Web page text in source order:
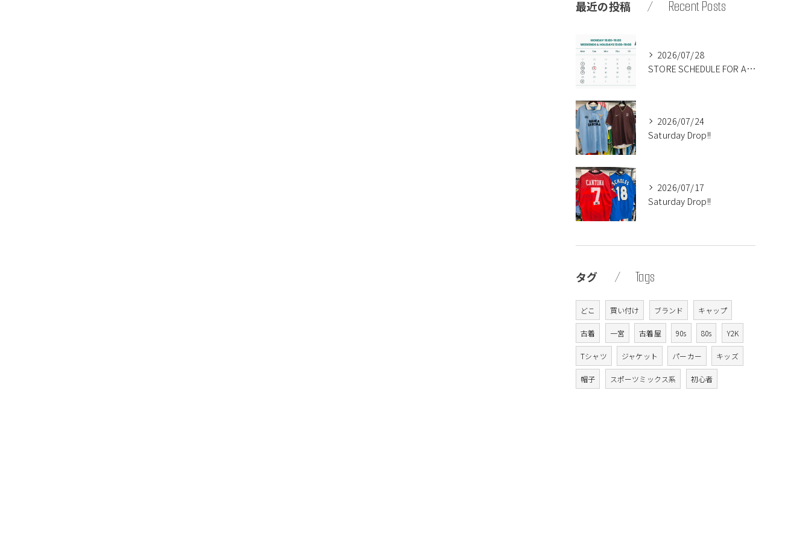
最近の投稿 Recent Posts
2026/07/28
STORE SCHEDULE FOR AUGUST🍉
2026/07/24
Saturday Drop!!
2026/07/17
Saturday Drop!!
タグ Tags
どこ 買い付け ブランド キャップ
古着 一宮 古着屋 90s 80s Y2K
Tシャツ ジャケット パーカー キッズ
帽子 スポーツミックス系 初心者